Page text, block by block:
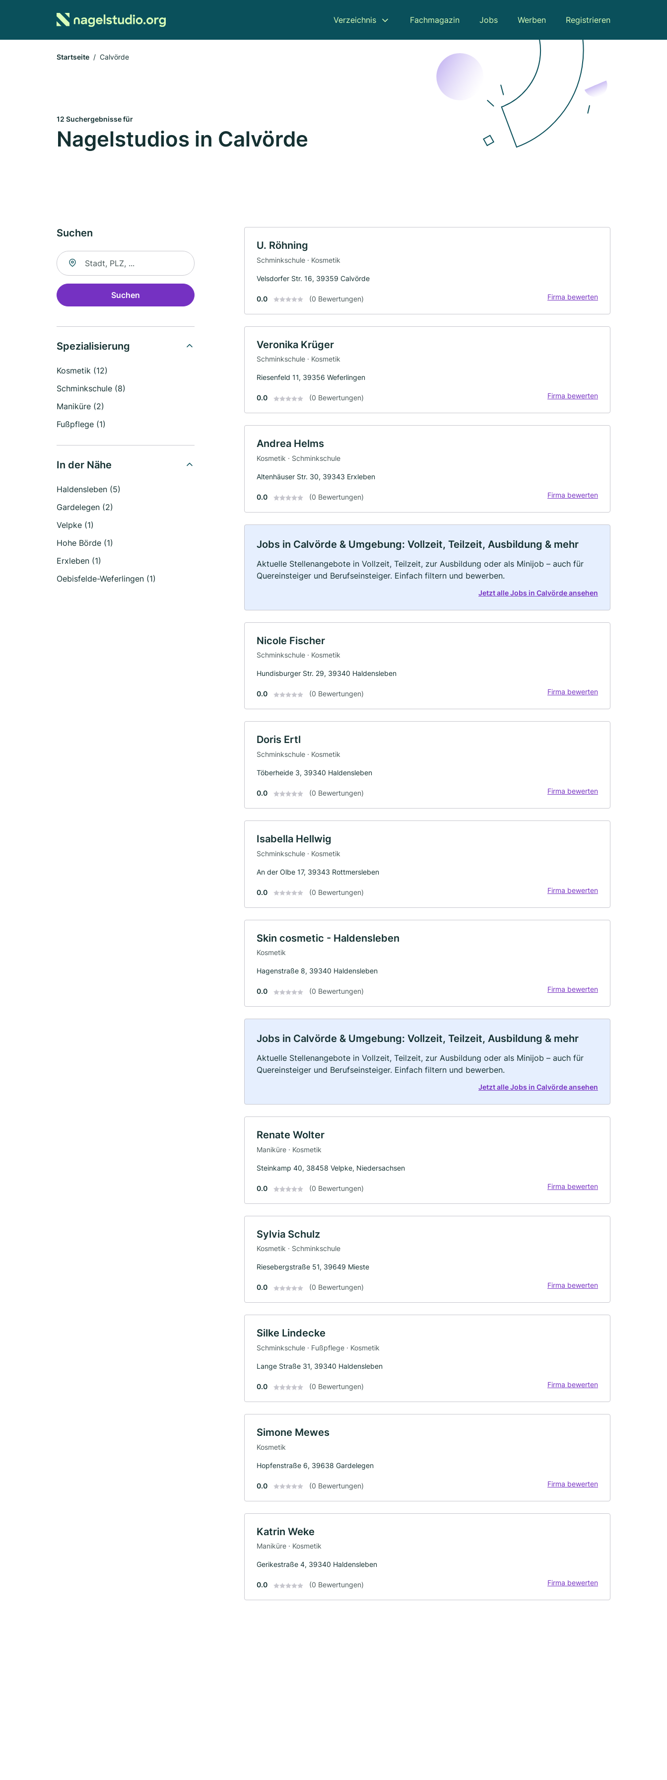
Verzeichnis Fachmagazin Jobs Werben Registrieren
Startseite Calvörde
12 Suchergebnisse für
Nagelstudios in Calvörde
Suchen
Suche nach Ort
Suchen
Spezialisierung
Kosmetik (12)
Schminkschule (8)
Maniküre (2)
Fußpflege (1)
In der Nähe
Haldensleben (5)
Gardelegen (2)
Velpke (1)
Hohe Börde (1)
Erxleben (1)
Oebisfelde-Weferlingen (1)
U. Röhning
Schminkschule · Kosmetik
Velsdorfer Str. 16, 39359 Calvörde
0.0 (0 Bewertungen) Firma bewerten
Veronika Krüger
Schminkschule · Kosmetik
Riesenfeld 11, 39356 Weferlingen
0.0 (0 Bewertungen) Firma bewerten
Andrea Helms
Kosmetik · Schminkschule
Altenhäuser Str. 30, 39343 Erxleben
0.0 (0 Bewertungen) Firma bewerten
Jobs in Calvörde & Umgebung: Vollzeit, Teilzeit, Ausbildung & mehr
Aktuelle Stellenangebote in Vollzeit, Teilzeit, zur Ausbildung oder als Minijob – auch für
Quereinsteiger und Berufseinsteiger. Einfach filtern und bewerben.
Jetzt alle Jobs in Calvörde ansehen
Nicole Fischer
Schminkschule · Kosmetik
Hundisburger Str. 29, 39340 Haldensleben
0.0 (0 Bewertungen) Firma bewerten
Doris Ertl
Schminkschule · Kosmetik
Töberheide 3, 39340 Haldensleben
0.0 (0 Bewertungen) Firma bewerten
Isabella Hellwig
Schminkschule · Kosmetik
An der Olbe 17, 39343 Rottmersleben
0.0 (0 Bewertungen) Firma bewerten
Skin cosmetic - Haldensleben
Kosmetik
Hagenstraße 8, 39340 Haldensleben
0.0 (0 Bewertungen) Firma bewerten
Jobs in Calvörde & Umgebung: Vollzeit, Teilzeit, Ausbildung & mehr
Aktuelle Stellenangebote in Vollzeit, Teilzeit, zur Ausbildung oder als Minijob – auch für
Quereinsteiger und Berufseinsteiger. Einfach filtern und bewerben.
Jetzt alle Jobs in Calvörde ansehen
Renate Wolter
Maniküre · Kosmetik
Steinkamp 40, 38458 Velpke, Niedersachsen
0.0 (0 Bewertungen) Firma bewerten
Sylvia Schulz
Kosmetik · Schminkschule
Riesebergstraße 51, 39649 Mieste
0.0 (0 Bewertungen) Firma bewerten
Silke Lindecke
Schminkschule · Fußpflege · Kosmetik
Lange Straße 31, 39340 Haldensleben
0.0 (0 Bewertungen) Firma bewerten
Simone Mewes
Kosmetik
Hopfenstraße 6, 39638 Gardelegen
0.0 (0 Bewertungen) Firma bewerten
Katrin Weke
Maniküre · Kosmetik
Gerikestraße 4, 39340 Haldensleben
0.0 (0 Bewertungen) Firma bewerten